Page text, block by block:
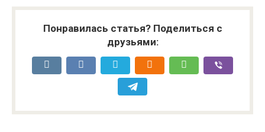
Понравилась статья? Поделиться с
друзьями: